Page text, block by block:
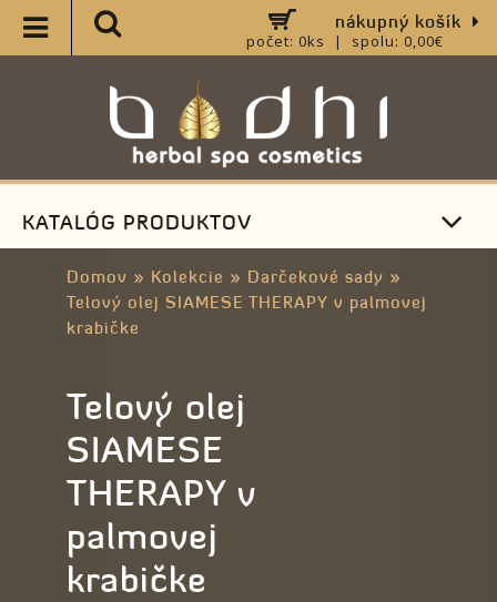
nákupný košík
počet: 0ks | spolu: 0,00€
KATALÓG PRODUKTOV
Domov » Kolekcie » Darčekové sady »
Telový olej SIAMESE THERAPY v palmovej
krabičke
Telový olej
SIAMESE
THERAPY v
palmovej
krabičke